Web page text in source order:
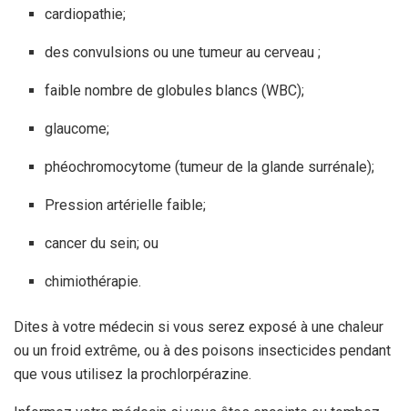
cardiopathie;
des convulsions ou une tumeur au cerveau ;
faible nombre de globules blancs (WBC);
glaucome;
phéochromocytome (tumeur de la glande surrénale);
Pression artérielle faible;
cancer du sein; ou
chimiothérapie.
Dites à votre médecin si vous serez exposé à une chaleur
ou un froid extrême, ou à des poisons insecticides pendant
que vous utilisez la prochlorpérazine.